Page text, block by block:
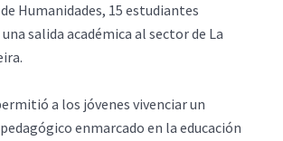
Humanidades, 15 estudiantes
salida académica al sector de La
a los jóvenes vivenciar un
enmarcado en la educación